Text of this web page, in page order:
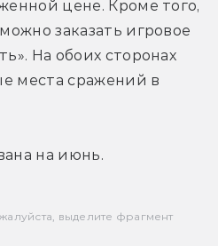
цене. Кроме того,
заказать игровое
На обоих сторонах
места сражений в
на июнь.
выделите фрагмент